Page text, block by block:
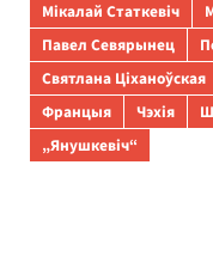
Мікалай Статкевіч
Павел Севярынец
Святлана Ціханоўская
Францыя
Чэхія
„Янушкевіч“